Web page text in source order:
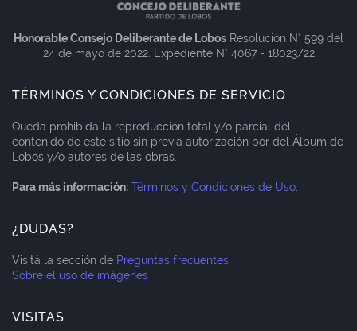
Honorable Consejo Deliberante de Lobos Resolución N° 599 del
24 de mayo de 2022. Expediente N° 4067 - 18023/22
TÉRMINOS Y CONDICIONES DE SERVICIO
Queda prohibida la reproducción total y/o parcial del
contenido de este sitio sin previa autorización por del Álbum de
Lobos y/o autores de las obras.
Para más información: Términos y Condiciones de Uso.
¿DUDAS?
Visitá la sección de Preguntas frecuentes
Sobre el uso de imágenes
VISITAS